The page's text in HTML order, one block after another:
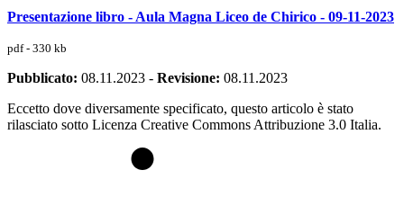
Presentazione libro - Aula Magna Liceo de Chirico - 09-11-2023
pdf - 330 kb
Pubblicato: 08.11.2023 - Revisione: 08.11.2023
Eccetto dove diversamente specificato, questo articolo è stato
rilasciato sotto Licenza Creative Commons Attribuzione 3.0 Italia.